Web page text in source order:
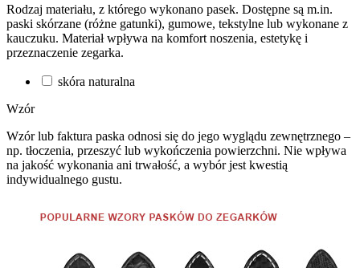
Rodzaj materiału, z którego wykonano pasek. Dostępne są m.in.
paski skórzane (różne gatunki), gumowe, tekstylne lub wykonane z
kauczuku. Materiał wpływa na komfort noszenia, estetykę i
przeznaczenie zegarka.
skóra naturalna
Wzór
Wzór lub faktura paska odnosi się do jego wyglądu zewnętrznego –
np. tłoczenia, przeszyć lub wykończenia powierzchni. Nie wpływa
na jakość wykonania ani trwałość, a wybór jest kwestią
indywidualnego gustu.